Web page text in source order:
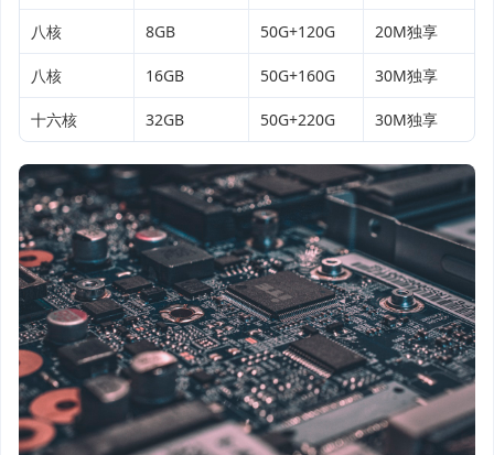
八核 8GB 50G+120G 20M独享
八核 16GB 50G+160G 30M独享
十六核 32GB 50G+220G 30M独享